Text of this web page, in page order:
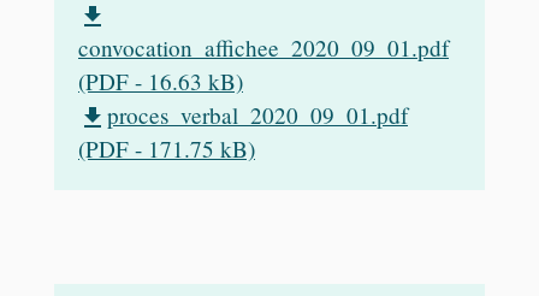
file_download
convocation_affichee_2020_09_01.pdf
(PDF - 16.63 kB)
file_download proces_verbal_2020_09_01.pdf
(PDF - 171.75 kB)